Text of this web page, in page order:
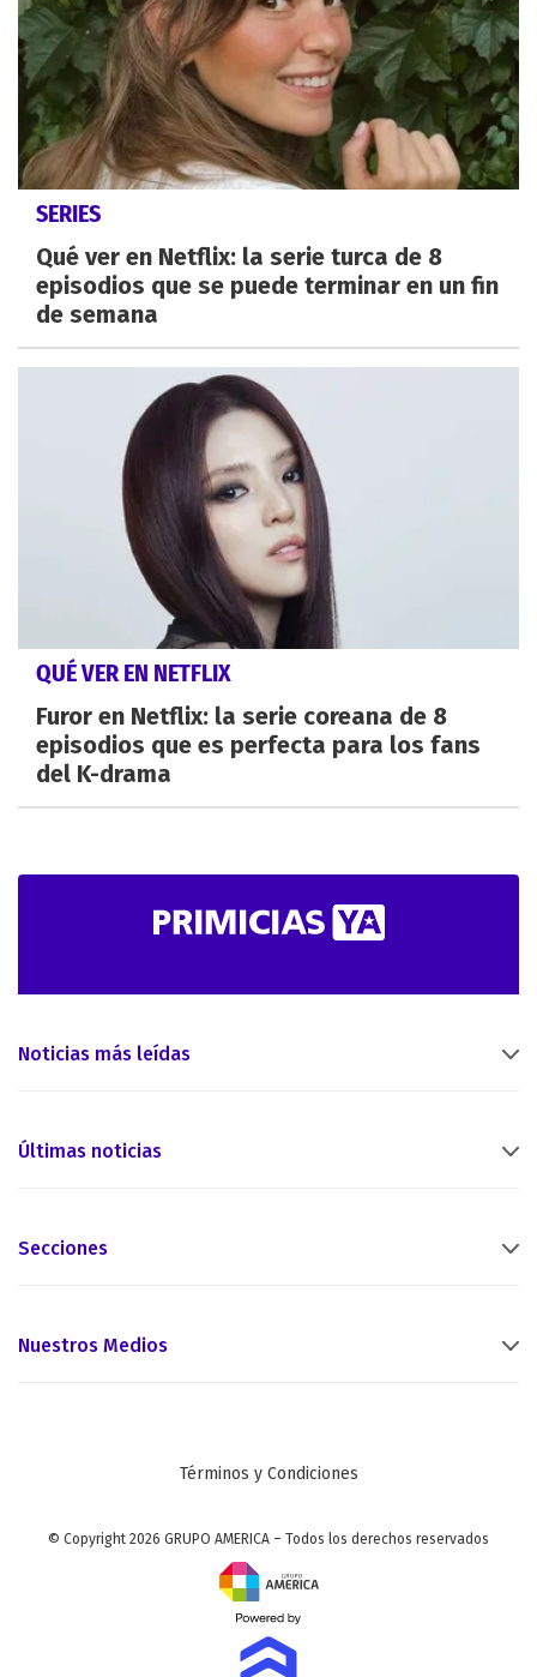
SERIES
Qué ver en Netflix: la serie turca de 8
episodios que se puede terminar en un fin
de semana
QUÉ VER EN NETFLIX
Furor en Netflix: la serie coreana de 8
episodios que es perfecta para los fans
del K-drama
Noticias más leídas
Últimas noticias
Secciones
Nuestros Medios
Términos y Condiciones
© Copyright 2026 GRUPO AMERICA – Todos los derechos reservados